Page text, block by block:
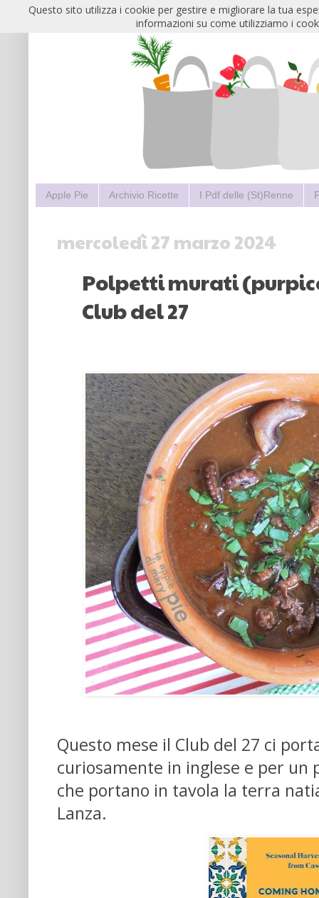
Apple Pie Archivio Ricette I Pdf delle (St)Renne
mercoledì 27 marzo 2024
Polpetti murati
Club del 27
Questo mese il Club del 27 ci
curiosamente in inglese e per un
che portano in tavola la terra
Lanza.
Questo sito utilizza i cookie per gestire e migliorare la tua
informazioni su come utilizziamo i